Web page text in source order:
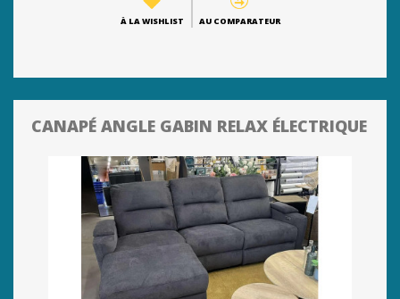
À LA WISHLIST AU COMPARATEUR
CANAPÉ ANGLE GABIN RELAX ÉLECTRIQUE